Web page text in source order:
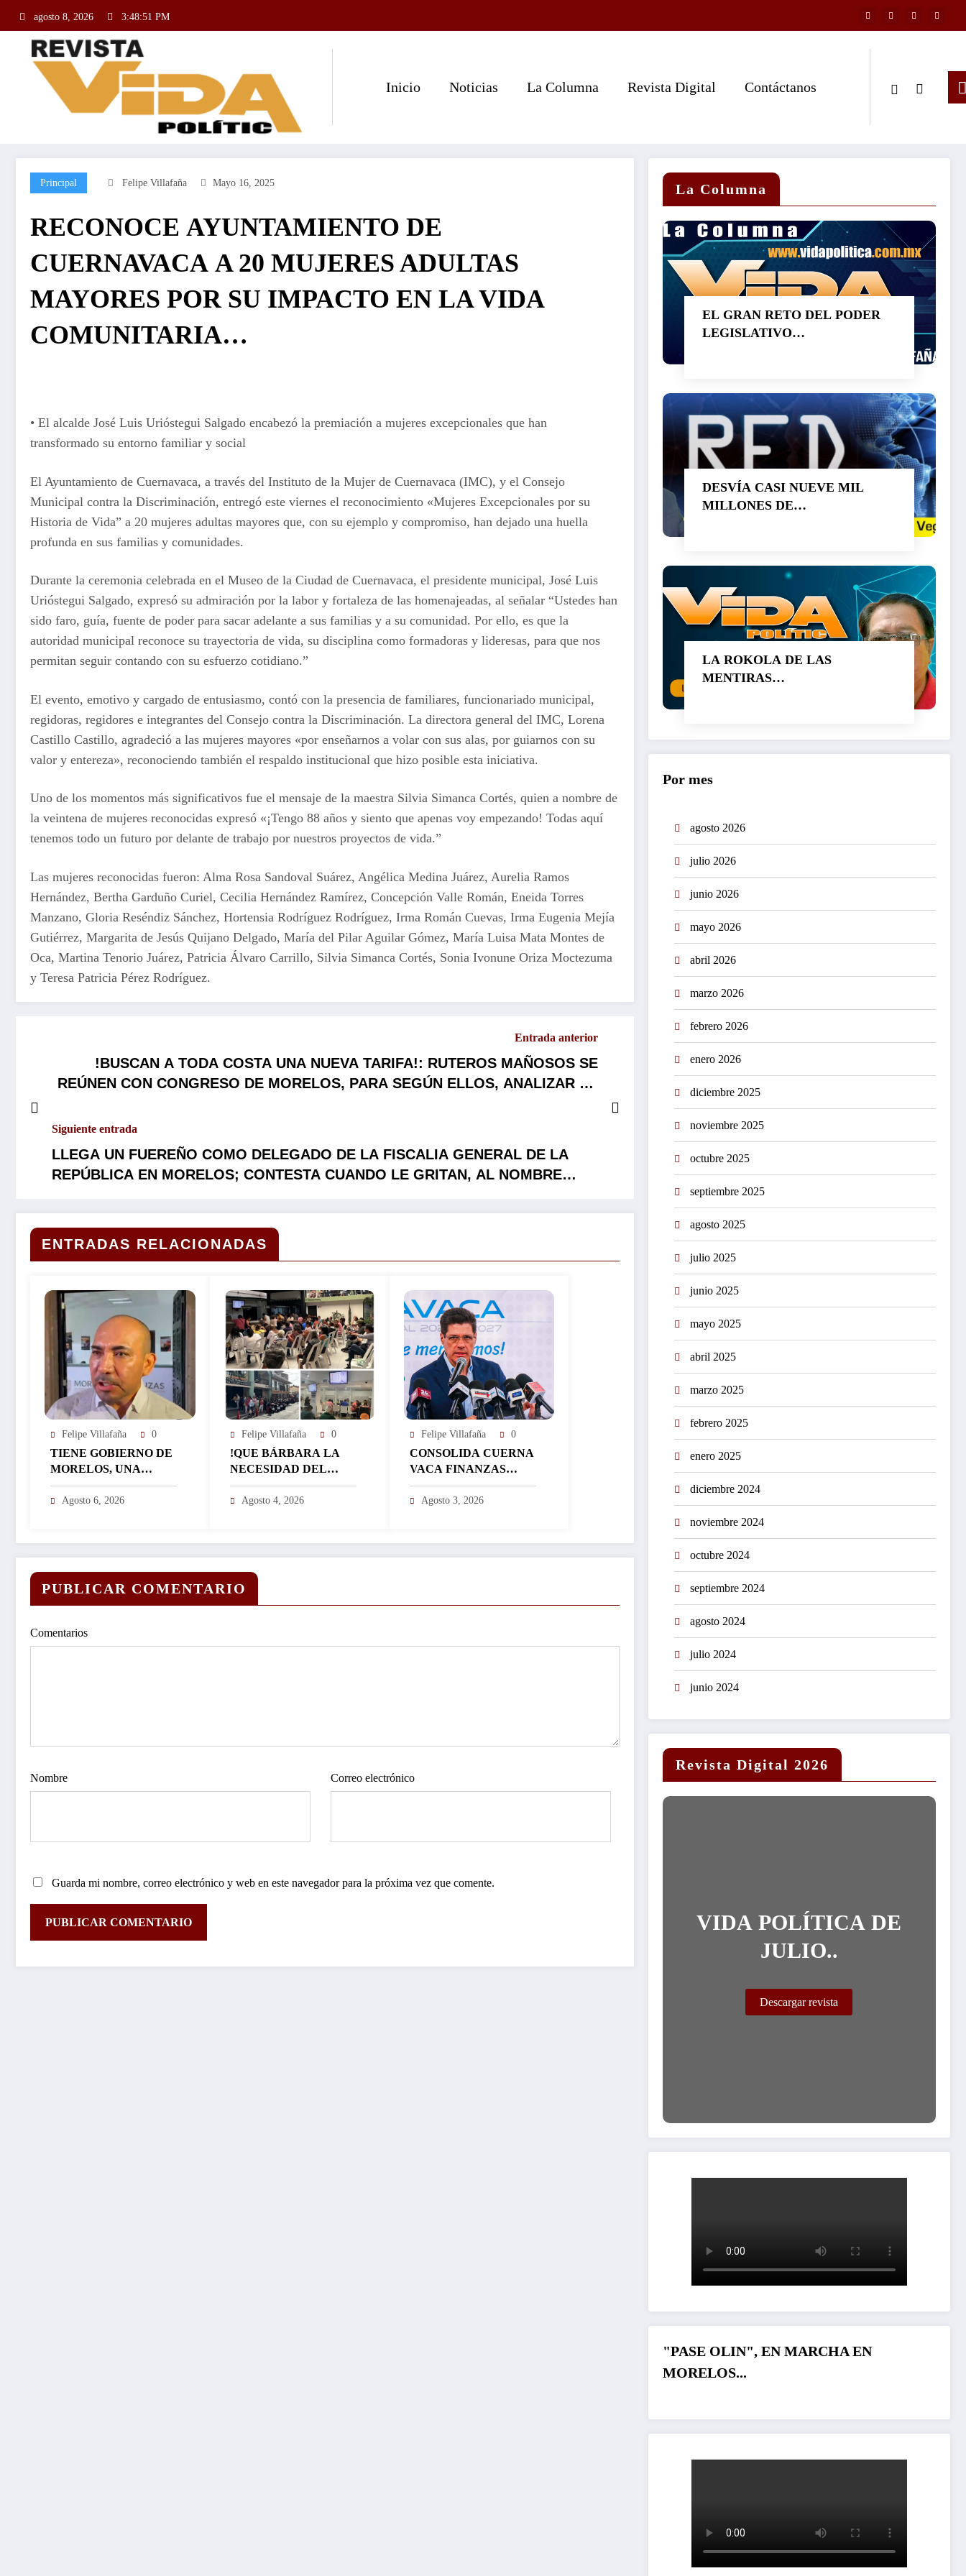
agosto 8, 2026 3:48:52 PM
Inicio Noticias La Columna Revista Digital Contáctanos
Principal Felipe Villafaña Mayo 16, 2025
RECONOCE AYUNTAMIENTO DE
CUERNAVACA A 20 MUJERES ADULTAS
MAYORES POR SU IMPACTO EN LA VIDA
COMUNITARIA…
• El alcalde José Luis Urióstegui Salgado encabezó la premiación a mujeres excepcionales que han
transformado su entorno familiar y social
El Ayuntamiento de Cuernavaca, a través del Instituto de la Mujer de Cuernavaca (IMC), y el Consejo
Municipal contra la Discriminación, entregó este viernes el reconocimiento «Mujeres Excepcionales por su
Historia de Vida” a 20 mujeres adultas mayores que, con su ejemplo y compromiso, han dejado una huella
profunda en sus familias y comunidades.
Durante la ceremonia celebrada en el Museo de la Ciudad de Cuernavaca, el presidente municipal, José Luis
Urióstegui Salgado, expresó su admiración por la labor y fortaleza de las homenajeadas, al señalar “Ustedes han
sido faro, guía, fuente de poder para sacar adelante a sus familias y a su comunidad. Por ello, es que la
autoridad municipal reconoce su trayectoria de vida, su disciplina como formadoras y lideresas, para que nos
permitan seguir contando con su esfuerzo cotidiano.”
El evento, emotivo y cargado de entusiasmo, contó con la presencia de familiares, funcionariado municipal,
regidoras, regidores e integrantes del Consejo contra la Discriminación. La directora general del IMC, Lorena
Castillo Castillo, agradeció a las mujeres mayores «por enseñarnos a volar con sus alas, por guiarnos con su
valor y entereza», reconociendo también el respaldo institucional que hizo posible esta iniciativa.
Uno de los momentos más significativos fue el mensaje de la maestra Silvia Simanca Cortés, quien a nombre de
la veintena de mujeres reconocidas expresó «¡Tengo 88 años y siento que apenas voy empezando! Todas aquí
tenemos todo un futuro por delante de trabajo por nuestros proyectos de vida.”
Las mujeres reconocidas fueron: Alma Rosa Sandoval Suárez, Angélica Medina Juárez, Aurelia Ramos
Hernández, Bertha Garduño Curiel, Cecilia Hernández Ramírez, Concepción Valle Román, Eneida Torres
Manzano, Gloria Reséndiz Sánchez, Hortensia Rodríguez Rodríguez, Irma Román Cuevas, Irma Eugenia Mejía
Gutiérrez, Margarita de Jesús Quijano Delgado, María del Pilar Aguilar Gómez, María Luisa Mata Montes de
Oca, Martina Tenorio Juárez, Patricia Álvaro Carrillo, Silvia Simanca Cortés, Sonia Ivonune Oriza Moctezuma
y Teresa Patricia Pérez Rodríguez.
Entrada anterior
!BUSCAN A TODA COSTA UNA NUEVA TARIFA!: RUTEROS MAÑOSOS SE
REÚNEN CON CONGRESO DE MORELOS, PARA SEGÚN ELLOS, ANALIZAR LA
Siguiente entrada
LLEGA UN FUEREÑO COMO DELEGADO DE LA FISCALIA GENERAL DE LA
REPÚBLICA EN MORELOS; CONTESTA CUANDO LE GRITAN, AL NOMBRE
HACE EQUIPO CON SUS PARES LOCALES O PINTA SU RAYA!…
ENTRADAS RELACIONADAS
Felipe Villafaña 0
TIENE GOBIERNO DE
MORELOS, UNA
CALIFICACIÓN
APROBATORIA EN
Agosto 6, 2026
Felipe Villafaña 0
!QUE BÁRBARA LA
NECESIDAD DEL
BILLETE!: REGISTRA
EL ICTSGEM MÁS DE
Agosto 4, 2026
Felipe Villafaña 0
CONSOLIDA CUERNA
VACA FINANZAS
SANAS QUE
IMPULSAN MÁS
Agosto 3, 2026
PUBLICAR COMENTARIO
Comentarios
Nombre Correo electrónico
Guarda mi nombre, correo electrónico y web en este navegador para la próxima vez que comente.
La Columna
EL GRAN RETO DEL PODER
LEGISLATIVO…
DESVÍA CASI NUEVE MIL
MILLONES DE
LA ROKOLA DE LAS
MENTIRAS…
Por mes
agosto 2026
julio 2026
junio 2026
mayo 2026
abril 2026
marzo 2026
febrero 2026
enero 2026
diciembre 2025
noviembre 2025
octubre 2025
septiembre 2025
agosto 2025
julio 2025
junio 2025
mayo 2025
abril 2025
marzo 2025
febrero 2025
enero 2025
diciembre 2024
noviembre 2024
octubre 2024
septiembre 2024
agosto 2024
julio 2024
junio 2024
Revista Digital 2026
VIDA POLÍTICA DE
JULIO..
Descargar revista
"PASE OLIN", EN MARCHA EN
MORELOS...